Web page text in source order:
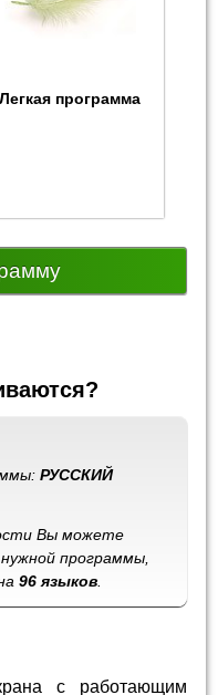
Легкая программа
РУССКИЙ
Вы можете
нужной программы,
96 языков
с работающим